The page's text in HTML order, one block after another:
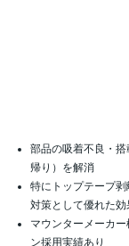
部品の吸着不良・搭
帰り）を解消
特にトップテープ
対策として優れた効
マウンターメーカー
ン採用実績あり